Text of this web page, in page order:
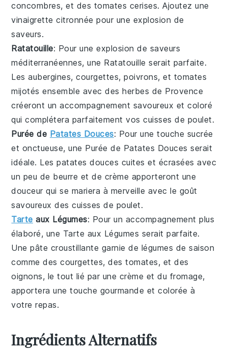
concombres, et des tomates cerises. Ajoutez une
vinaigrette citronnée pour une explosion de
saveurs.
Ratatouille: Pour une explosion de saveurs
méditerranéennes, une Ratatouille serait parfaite.
Lesaubergines,courgettes,poivrons, et tomates
mijotés ensemble avec desherbes de Provence
créeront un accompagnement savoureux et coloré
qui complétera parfaitement voscuisses de poulet.
Purée de Patates Douces: Pour une touche sucrée
et onctueuse, une Purée de Patates Douces serait
idéale. Lespatates douces cuites et écrasées avec
un peu de beurre et de crème apporteront une
douceur qui se mariera à merveille avec le goût
savoureux descuisses de poulet.
Tarte aux Légumes: Pour un accompagnement plus
élaboré, une Tarte aux Légumes serait parfaite.
Une pâte croustillante garnie de légumes de saison
comme descourgettes, destomates, et des
oignons, le tout lié par une crème et du fromage,
apportera une touche gourmande et colorée à
votre repas.
Ingrédients Alternatifs